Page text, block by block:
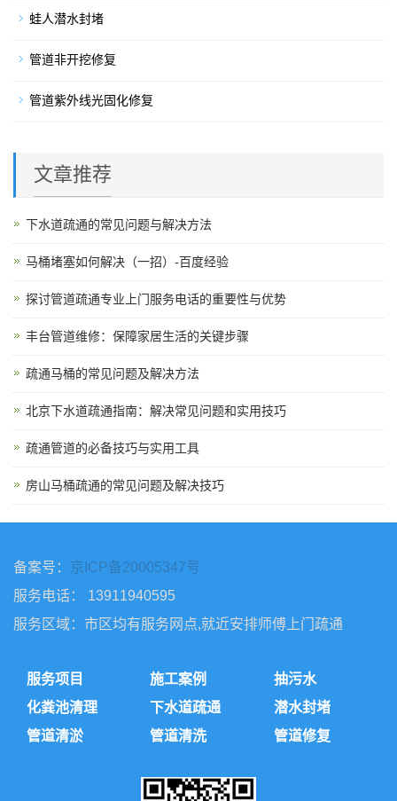
蛙人潜水封堵
管道非开挖修复
管道紫外线光固化修复
文章推荐
下水道疏通的常见问题与解决方法
马桶堵塞如何解决（一招）-百度经验
探讨管道疏通专业上门服务电话的重要性与优势
丰台管道维修：保障家居生活的关键步骤
疏通马桶的常见问题及解决方法
北京下水道疏通指南：解决常见问题和实用技巧
疏通管道的必备技巧与实用工具
房山马桶疏通的常见问题及解决技巧
备案号： 京ICP备20005347号
服务电话： 13911940595
服务区域：市区均有服务网点,就近安排师傅上门疏通
服务项目 施工案例
抽污水
化粪池清理
下水道疏通
潜水封堵
管道清淤
管道清洗 管道修复